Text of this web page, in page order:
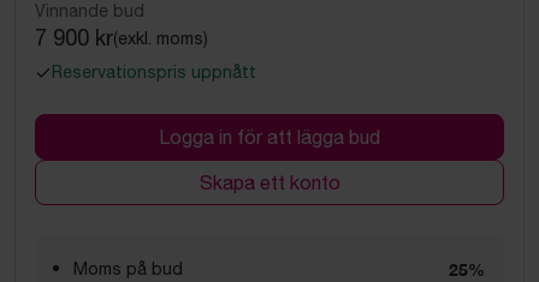
Vinnande bud
7 900 kr(exkl. moms)
Reservationspris uppnått
Logga in för att lägga bud
Skapa ett konto
Moms på bud 25%